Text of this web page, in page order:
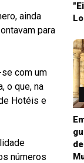
ainda
para
com um
o que, na
Hotéis e
números